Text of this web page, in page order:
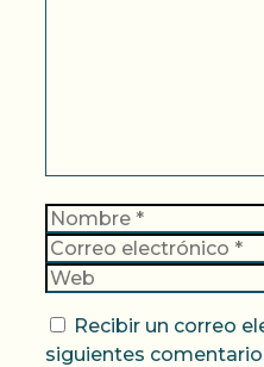
Nombre
Recibir un correo
siguientes